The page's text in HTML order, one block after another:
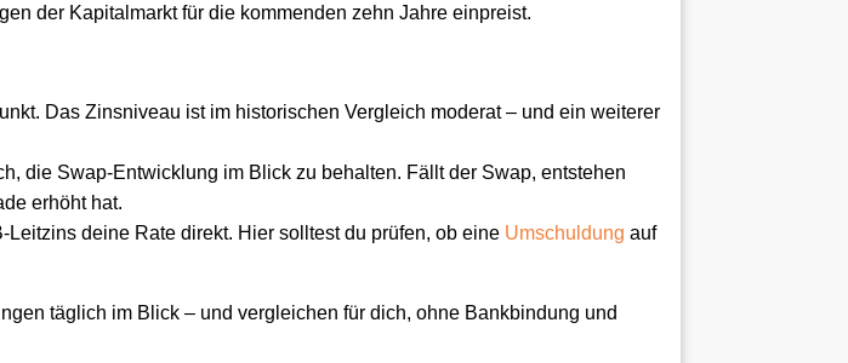
der Kapitalmarkt für die kommenden zehn Jahre einpreist.
Das Zinsniveau ist im historischen Vergleich moderat – und ein weiterer
die Swap-Entwicklung im Blick zu behalten. Fällt der Swap, entstehen
erhöht hat.
Leitzins deine Rate direkt. Hier solltest du prüfen, ob eine Umschuldung auf
täglich im Blick – und vergleichen für dich, ohne Bankbindung und